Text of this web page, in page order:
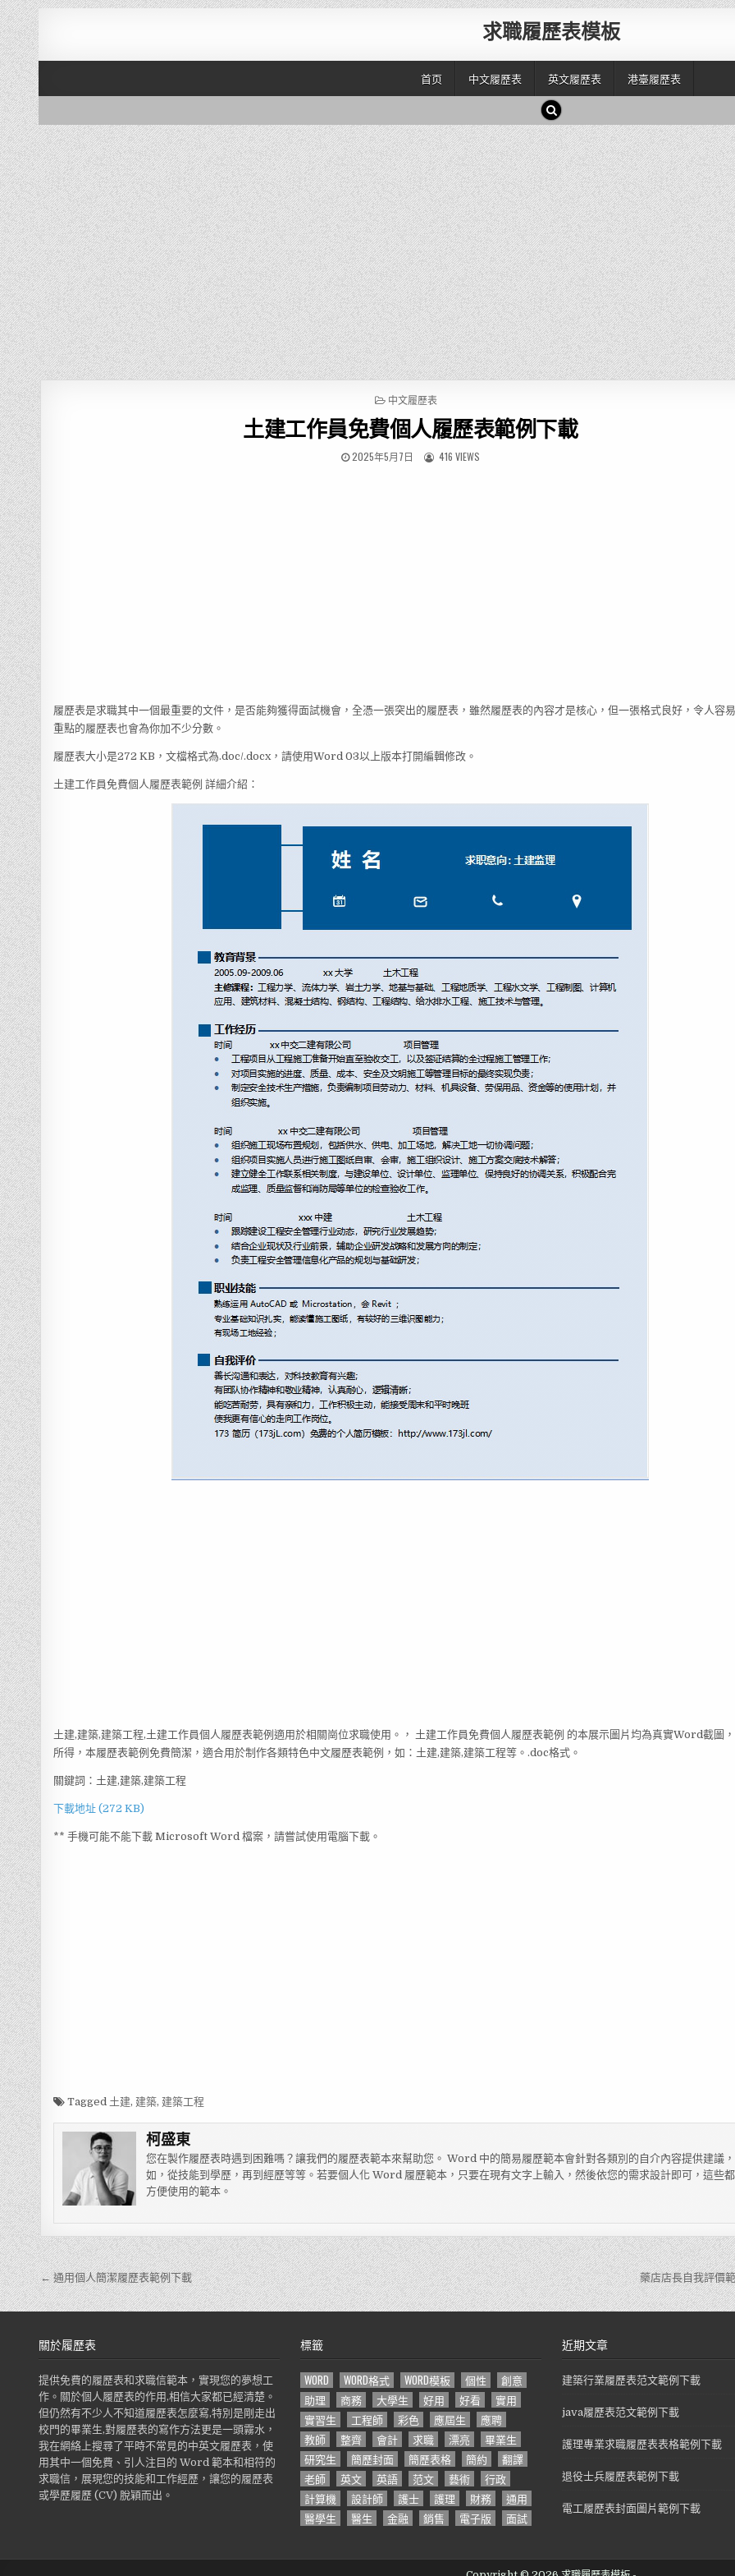
求職履歷表模板
首页 中文履歷表 英文履歷表 港臺履歷表
P
S
T
E
中文履歷表
土建工作員免費個人履歷表範例下載
2025年5月7日 416 VIEWS
履歷表是求職其中一個最重要的文件，是否能夠獲得面試機會，全憑一張突出的履歷表，雖然履歷表的內容才是核心，但一張格式良好，令人容
重點的履歷表也會為你加不少分數。
履歷表大小是272 KB，文檔格式為.doc/.docx，請使用Word 03以上版本打開編輯修改。
土建工作員免費個人履歷表範例 詳細介紹：
土建,建築,建築工程,土建工作員個人履歷表範例適用於相關崗位求職使用。， 土建工作員免費個人履歷表範例 的本展示圖片均為真實Word截圖
所得，本履歷表範例免費簡潔，適合用於制作各類特色中文履歷表範例，如：土建,建築,建築工程等。.doc格式。
關鍵詞：土建,建築,建築工程
下載地址 (272 KB)
** 手機可能不能下載 Microsoft Word 檔案，請嘗試使用電腦下載。
Tagged 土建, 建築, 建築工程
柯盛東
您在製作履歷表時遇到困難嗎？讓我們的履歷表範本來幫助您。 Word 中的簡易履歷範本會針對各類別的自介內容提供建議
如，從技能到學歷，再到經歷等等。若要個人化 Word 履歷範本，只要在現有文字上輸入，然後依您的需求設計即可，這些
方便使用的範本。
文
章
導
覽
← 通用個人簡潔履歷表範例下載 藥店店長自我評價
關於履歷表
提供免費的履歷表和求職信範本，實現您的夢想工
作。關於個人履歷表的作用,相信大家都已經清楚。
但仍然有不少人不知道履歷表怎麼寫,特別是剛走出
校門的畢業生,對履歷表的寫作方法更是一頭霧水，
我在網絡上搜尋了平時不常見的中英文履歷表，使
用其中一個免費、引人注目的 Word 範本和相符的
求職信，展現您的技能和工作經歷，讓您的履歷表
或學歷履歷 (CV) 脫穎而出。
標籤
WORD WORD格式 WORD模板 個性
創意
助理
商務 大學生 好用 好看
實用
實習生
工程師 彩色 應屆生
應聘
教師
整齊 會計 求職 漂亮
畢業生
研究生
簡歷封面 簡歷表格 簡約
翻譯
老師
英文 英語 范文 藝術
行政
計算機
設計師 護士 護理 財務
通用
醫學生
醫生 金融 銷售 電子版 面試
近期文章
建築行業履歷表范文範例下載
java履歷表范文範例下載
護理專業求職履歷表表格範例下載
退役士兵履歷表範例下載
電工履歷表封面圖片範例下載